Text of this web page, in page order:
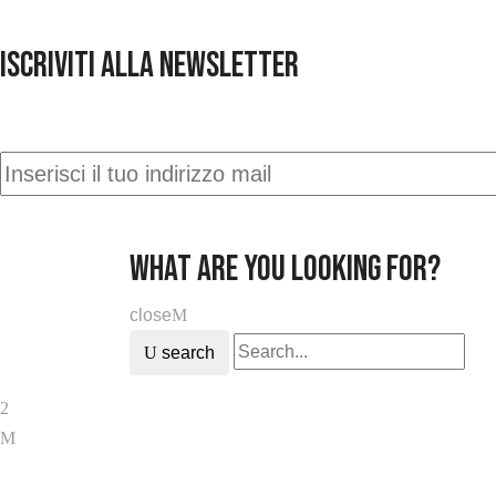
ISCRIVITI ALLA NEWSLETTER
what are you looking for?
close
search